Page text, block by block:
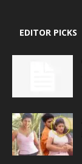
EDITOR PICKS